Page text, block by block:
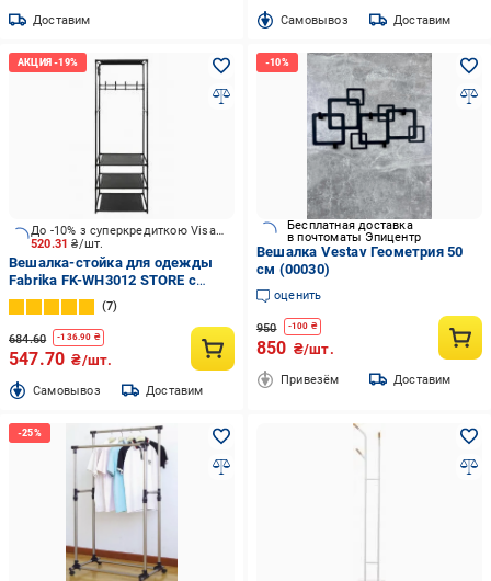
Доставим Cамовывоз Доставим
520.31₴/шт.
До -10% з суперкредиткою Visa Вигода
Вешалка-стойка для одежды
Fabrika FK-WH3012 STORE с
полками 54x36x170 см черный
7
684.60 -136.90 ₴
547.70 ₴/шт.
Cамовывоз Доставим
Бесплатная доставка
в почтоматы Эпицентр
Вешалка Vestav Геометрия 50
см (00030)
оценить
950 -100 ₴
850 ₴/шт.
Привезём Доставим